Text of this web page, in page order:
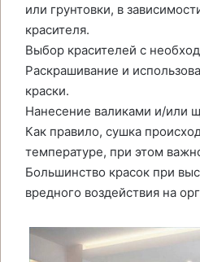
или грунтовки, в
красителя.
Выбор красителей с
Раскрашивание и
краски.
Нанесение валиками и/или
Как правило, сушка
температуре, при этом
Большинство красок при
вредного воздействия на